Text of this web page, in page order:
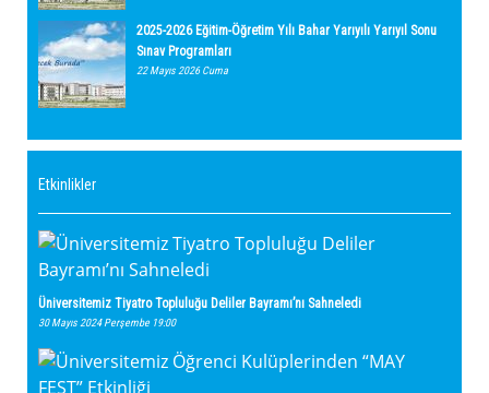
2025-2026 Eğitim-Öğretim Yılı Bahar Yarıyılı Yarıyıl Sonu
Sınav Programları
22 Mayıs 2026 Cuma
Etkinlikler
Üniversitemiz Tiyatro Topluluğu Deliler Bayramı’nı Sahneledi
30 Mayıs 2024 Perşembe 19:00